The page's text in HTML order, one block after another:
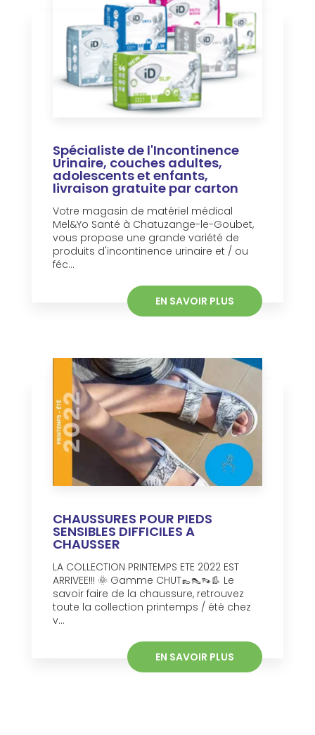
Spécialiste de l'Incontinence
Urinaire, couches adultes,
adolescents et enfants,
livraison gratuite par carton
Votre magasin de matériel médical
Mel&Yo Santé à Chatuzange-le-Goubet,
vous propose une grande variété de
produits d'incontinence urinaire et / ou
féc...
EN SAVOIR PLUS
CHAUSSURES POUR PIEDS
SENSIBLES DIFFICILES A
CHAUSSER
LA COLLECTION PRINTEMPS ETE 2022 EST
ARRIVEE!!! 🌞 Gamme CHUT👞👠👡👢 Le
savoir faire de la chaussure, retrouvez
toute la collection printemps / été chez
v...
EN SAVOIR PLUS